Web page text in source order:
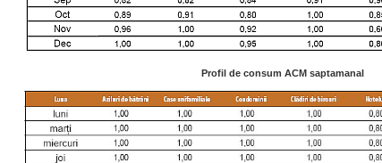
Profil de consum ACM saptamanal